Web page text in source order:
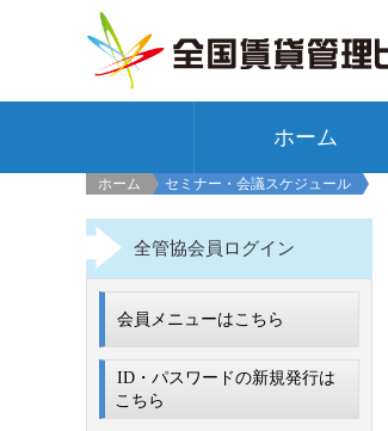
ホーム
ホーム セミナー・会議スケジュール
全管協会員ログイン
会員メニューはこちら
ID・パスワードの新規発行は
こちら